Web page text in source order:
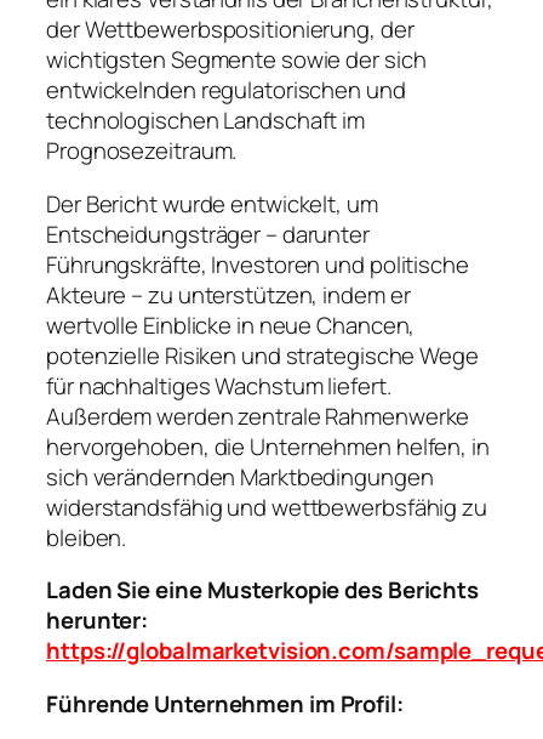
der Wettbewerbspositionierung, der
wichtigsten Segmente sowie der sich
entwickelnden regulatorischen und
technologischen Landschaft im
Prognosezeitraum.
Der Bericht wurde entwickelt, um
Entscheidungsträger – darunter
Führungskräfte, Investoren und politische
Akteure – zu unterstützen, indem er
wertvolle Einblicke in neue Chancen,
potenzielle Risiken und strategische Wege
für nachhaltiges Wachstum liefert.
Außerdem werden zentrale Rahmenwerke
hervorgehoben, die Unternehmen helfen, in
sich verändernden Marktbedingungen
widerstandsfähig und wettbewerbsfähig zu
bleiben.
Laden Sie eine Musterkopie des Berichts
herunter:
https://globalmarketvision.com/
Führende Unternehmen im Profil: